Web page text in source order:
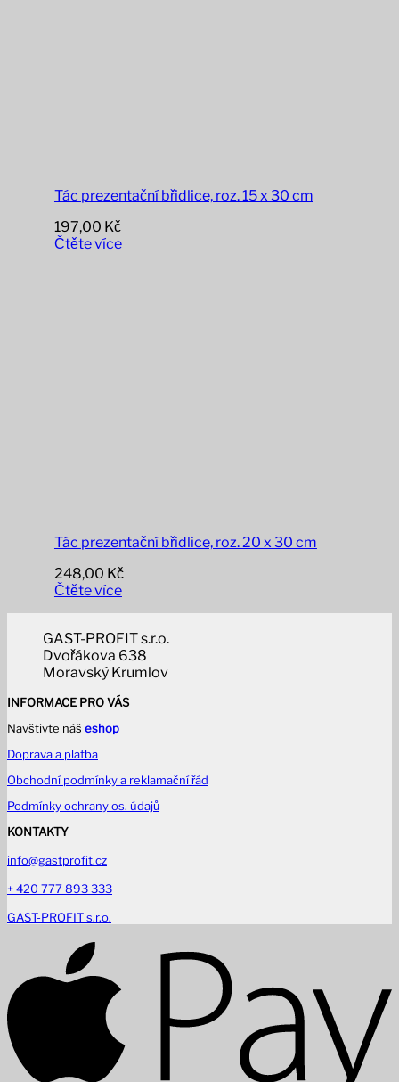
Tác prezentační břidlice, roz. 15 x 30 cm
197,00 Kč
Čtěte více
Tác prezentační břidlice, roz. 20 x 30 cm
248,00 Kč
Čtěte více
GAST-PROFIT s.r.o.
Dvořákova 638
Moravský Krumlov
INFORMACE PRO VÁS
Navštivte náš eshop
Doprava a platba
Obchodní podmínky a reklamační řád
Podmínky ochrany os. údajů
KONTAKTY
info@gastprofit.cz
+ 420 777 893 333
GAST-PROFIT s.r.o.